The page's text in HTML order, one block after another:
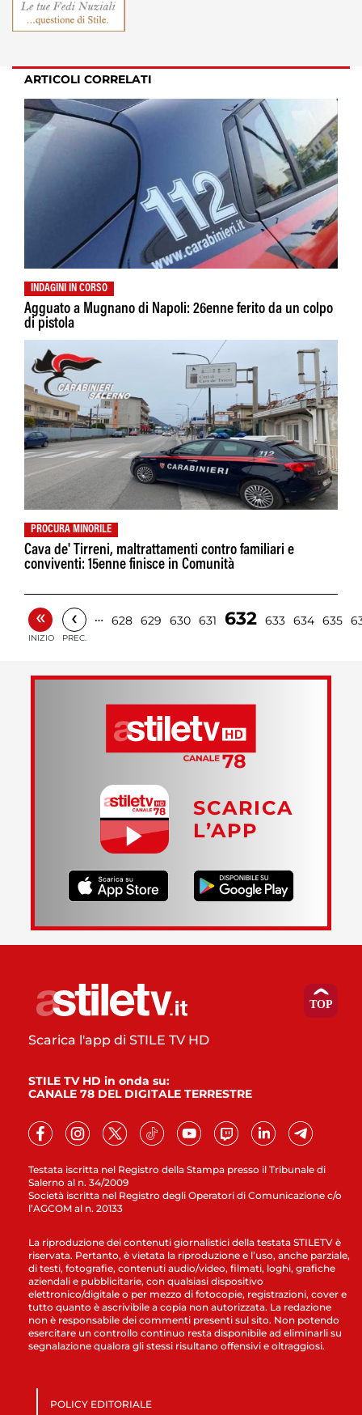
ARTICOLI CORRELATI
INDAGINI IN CORSO
Agguato a Mugnano di Napoli: 26enne ferito da un colpo
di pistola
PROCURA MINORILE
Cava de' Tirreni, maltrattamenti contro familiari e
conviventi: 15enne finisce in Comunità
«
INIZIO
‹
PREC.
… 628 629 630 631 632 633 634 635
SCARICA
L’APP
Testata iscritta nel Registro della Stampa presso il Tribunale di
Salerno al n. 34/2009
Società iscritta nel Registro degli Operatori di Comunicazione c/o
l’AGCOM al n. 20133
Scarica l'app di STILE TV HD
STILE TV HD in onda su:
CANALE 78 DEL DIGITALE TERRESTRE
La riproduzione dei contenuti giornalistici della testata STILETV è
riservata. Pertanto, è vietata la riproduzione e l’uso, anche parziale,
di testi, fotografie, contenuti audio/video, filmati, loghi, grafiche
aziendali e pubblicitarie, con qualsiasi dispositivo
elettronico/digitale o per mezzo di fotocopie, registrazioni, cover e
tutto quanto è ascrivibile a copia non autorizzata. La redazione
non è responsabile dei commenti presenti sul sito. Non potendo
esercitare un controllo continuo resta disponibile ad eliminarli su
segnalazione qualora gli stessi risultano offensivi e oltraggiosi.
POLICY EDITORIALE